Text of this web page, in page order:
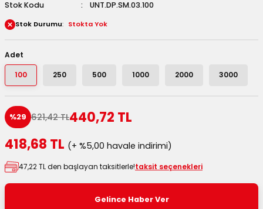
Kutuları
Masura Kapaklı
Stok Kodu UNT.DP.SM.03.100
Stok Durumu Stokta Yok
Adet
100 250 500 1000 2000 3000
%29 621,42 TL440,72 TL
418,68 TL (+ %5,00 havale indirimi)
47,22 TL den başlayan taksitlerle!taksit seçenekleri
Gelince Haber Ver